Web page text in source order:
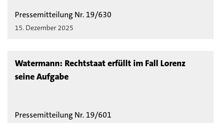
Pressemitteilung Nr. 19/630
15. Dezember 2025
Watermann: Rechtstaat erfüllt im Fall Lorenz
seine Aufgabe
Pressemitteilung Nr. 19/601